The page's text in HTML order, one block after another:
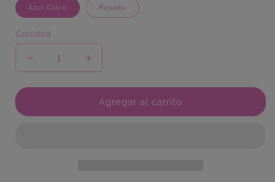
Azul Claro Rosado
Cantidad
Reducir
cantidad
para
Llano
Aumentar
cantidad
para
Plato
Llano
Agregar al carrito